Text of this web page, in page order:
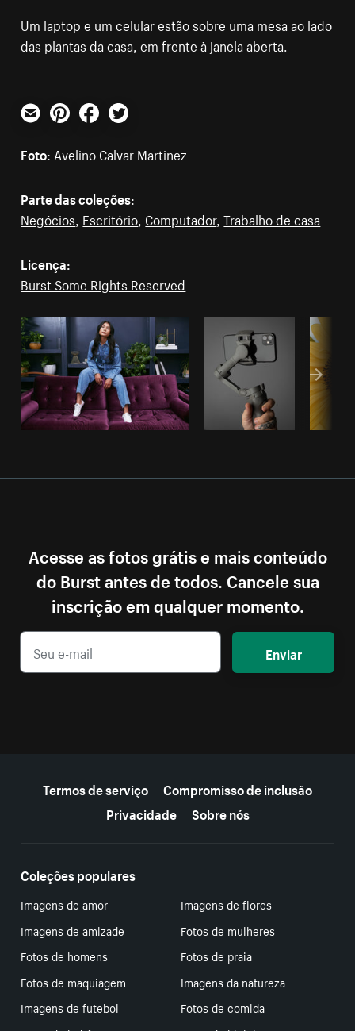
Um laptop e um celular estão sobre uma mesa ao lado
das plantas da casa, em frente à janela aberta.
E-mailPinterestFacebookTwitter
Foto: Avelino Calvar Martinez
Parte das coleções:
Negócios Escritório Computador,Trabalho de casa
Licença:
Burst Some Rights Reserved
Acesse as fotos grátis e mais conteúdo
do Burst antes de todos. Cancele sua
inscrição em qualquer momento.
Enviar
Termos de serviço
Compromisso de inclusão
Privacidade
Sobre nós
Coleções populares
Imagens de amor
Imagens de flores
Imagens de amizade
Fotos de mulheres
Fotos de homens
Fotos de praia
Fotos de maquiagem
Imagens da natureza
Imagens de futebol
Fotos de comida